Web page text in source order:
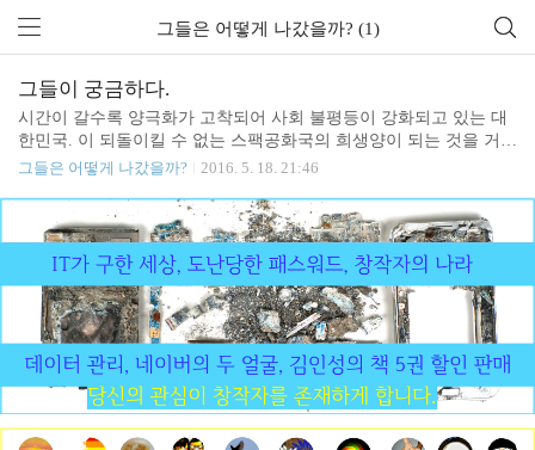
그들은 어떻게 나갔을까? (1)
그들이 궁금하다.
시간이 갈수록 양극화가 고착되어 사회 불평등이 강화되고 있는 대
한민국. 이 되돌이킬 수 없는 스팩공화국의 희생양이 되는 것을 거부
하고 용감하게 해외 진출을 시도한 사람들, 그리하여 이제는 그 곳에
고 있지만, 적어도 사람 답게 살고 있는 사람들. 그들이 궁금하다. 그
들은 어떻게 나갔을까? 그들은 어떤 어려움을 만났고 그것을 어떻게
해결했을까? 한국에서 보다 얼마나 더 나은 삶을 살고 있을까? 그들
은 정말 행복할까? 안타깝게도 실패한 사람들은 어디서 어떻게 살고
있을까? 그들은 왜 실패했을까? 그들의 실패에서 무엇을 배울 수 있
을까? 나는 이 모든 의문에 대해 답을 찾으러 떠나려 한다. 많은 준비
가 필요할 것이다. 하지만 올해 안에는 이 일을 ..
그들은 어떻게 나갔을까? 2016. 5. 18. 21:46